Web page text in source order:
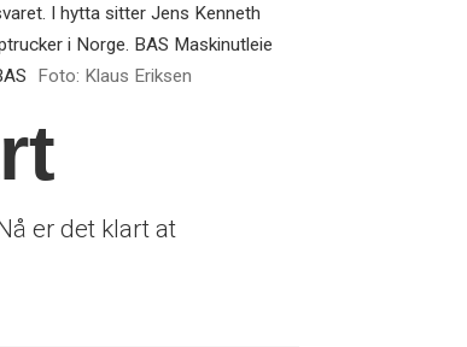
I hytta sitter Jens Kenneth
i Norge. BAS Maskinutleie
Foto: Klaus Eriksen
er det klart at